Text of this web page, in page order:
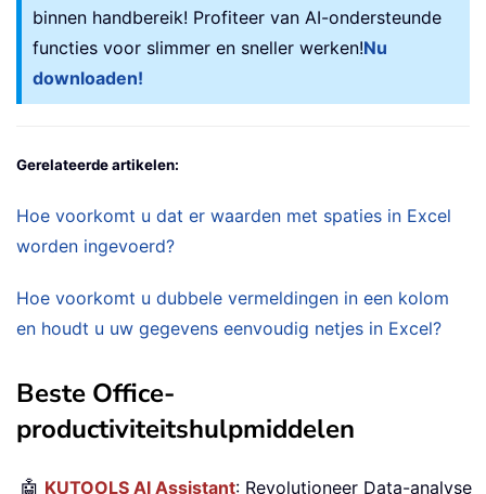
binnen handbereik! Profiteer van AI-ondersteunde
functies voor slimmer en sneller werken!Nu
downloaden!
Gerelateerde artikelen:
Hoe voorkomt u dat er waarden met spaties in Excel
worden ingevoerd?
Hoe voorkomt u dubbele vermeldingen in een kolom
en houdt u uw gegevens eenvoudig netjes in Excel?
Beste Office-
productiviteitshulpmiddelen
KUTOOLS AI Assistant: Revolutioneer Data-analyse